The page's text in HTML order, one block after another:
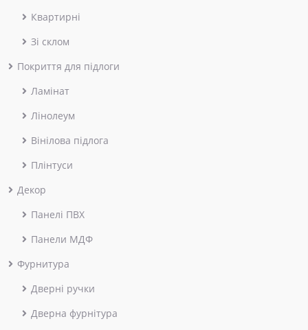
Квартирні
Зі склом
Покриття для підлоги
Ламінат
Лінолеум
Вінілова підлога
Плінтуси
Декор
Панелі ПВХ
Панели МДФ
Фурнитура
Дверні ручки
Дверна фурнітура